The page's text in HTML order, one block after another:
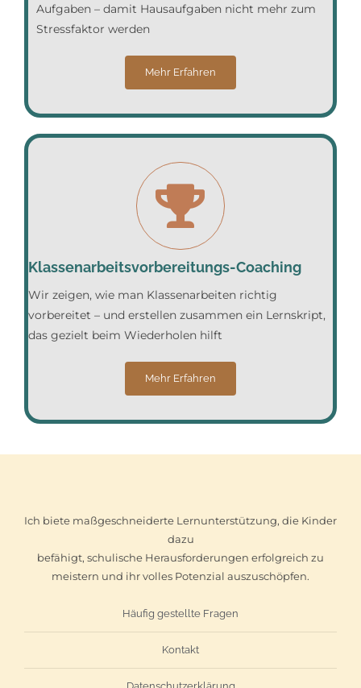
Aufgaben – damit Hausaufgaben nicht mehr zum
Stressfaktor werden
Mehr Erfahren
Klassenarbeitsvorbereitungs-Coaching
Wir zeigen, wie man Klassenarbeiten richtig
vorbereitet – und erstellen zusammen ein Lernskript,
das gezielt beim Wiederholen hilft
Mehr Erfahren
Ich biete maßgeschneiderte Lernunterstützung, die Kinder
dazu
befähigt, schulische Herausforderungen erfolgreich zu
meistern und ihr volles Potenzial auszuschöpfen.
Häufig gestellte Fragen
Kontakt